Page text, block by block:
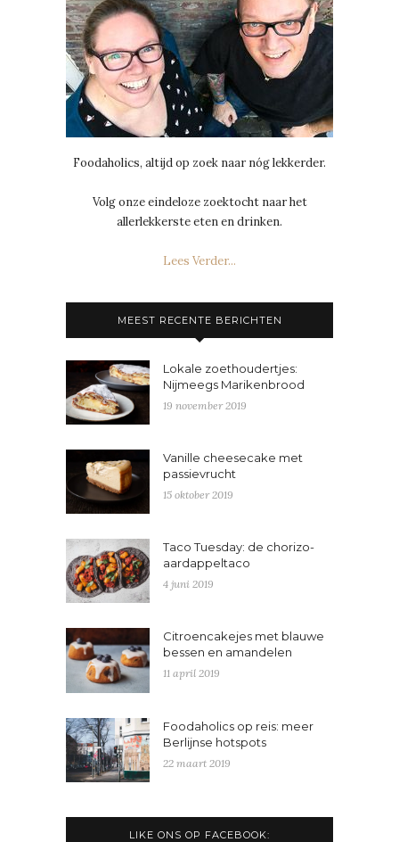
Foodaholics, altijd op zoek naar nóg lekkerder.
Volg onze eindeloze zoektocht naar het
allerlekkerste eten en drinken.
Lees Verder...
MEEST RECENTE BERICHTEN
Lokale zoethoudertjes:
Nijmeegs Marikenbrood
19 november 2019
Vanille cheesecake met
passievrucht
15 oktober 2019
Taco Tuesday: de chorizo-
aardappeltaco
4 juni 2019
Citroencakejes met blauwe
bessen en amandelen
11 april 2019
Foodaholics op reis: meer
Berlijnse hotspots
22 maart 2019
LIKE ONS OP FACEBOOK: